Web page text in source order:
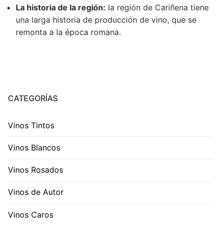
La historia de la región: la región de Cariñena tiene
una larga historia de producción de vino, que se
remonta a la época romana.
CATEGORÍAS
Vinos Tintos
Vinos Blancos
Vinos Rosados
Vinos de Autor
Vinos Caros